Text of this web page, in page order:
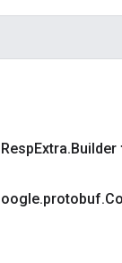
RespExtra.Builder
.protobuf.